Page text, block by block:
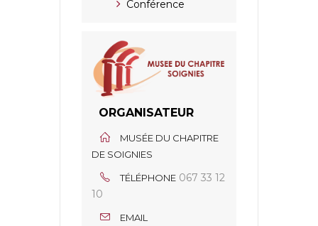
Conférence
ORGANISATEUR
MUSÉE DU CHAPITRE
DE SOIGNIES
TÉLÉPHONE 067 33 12
10
EMAIL